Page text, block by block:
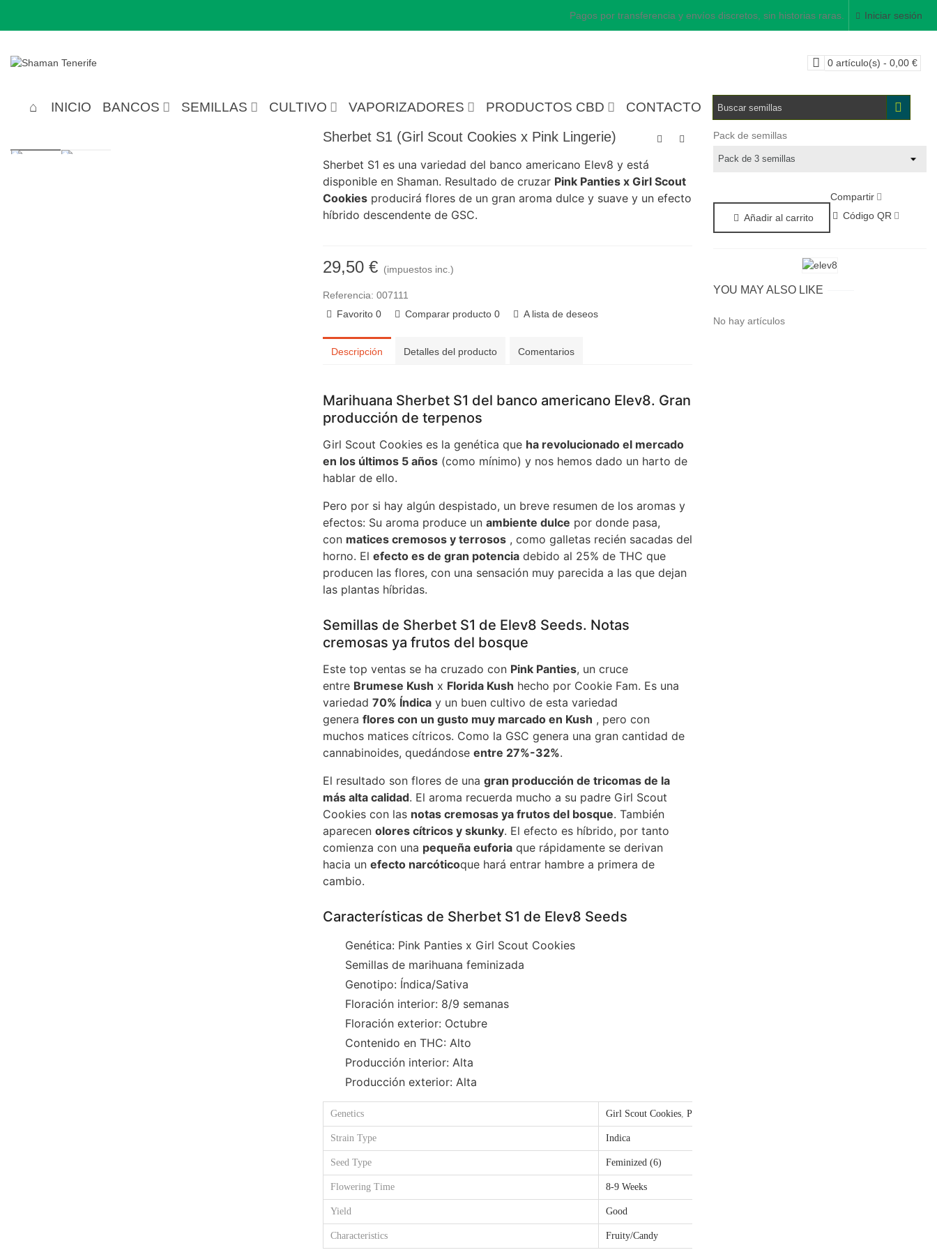
Pagos por transferencia y envíos discretos, sin historias raras. Iniciar sesión
0 artículo(s) - 0,00 €
INICIO BANCOS SEMILLAS CULTIVO VAPORIZADORES PRODUCTOS CBD CONTACTO
Sherbet S1 (Girl Scout Cookies x Pink Lingerie)
Sherbet S1 es una variedad del banco americano Elev8 y está
disponible en Shaman. Resultado de cruzar Pink Panties x Girl Scout
Cookiesproducirá flores de un gran aroma dulce y suave y un efecto
híbrido descendente de GSC.
29,50 € (impuestos inc.)
Referencia: 007111
Favorito 0 Comparar producto 0 A lista de deseos
Descripción Detalles del producto Comentarios
Marihuana Sherbet S1 del banco americano Elev8. Gran
producción de terpenos
Girl Scout Cookies es la genética que ha revolucionado el mercado
en los últimos 5 años(como mínimo) y nos hemos dado un harto de
hablar de ello.
Pero por si hay algún despistado, un breve resumen de los aromas y
efectos: Su aroma produce un ambiente dulce por donde pasa,
con matices cremosos y terrosos, como galletas recién sacadas del
horno. El efecto es de gran potenciadebido al 25% de THC que
producen las flores, con una sensación muy parecida a las que dejan
las plantas híbridas.
Semillas de Sherbet S1 de Elev8 Seeds. Notas
cremosas ya frutos del bosque
Este top ventas se ha cruzado con Pink Panties, un cruce
entre Brumese Kush x Florida Kush hecho por Cookie Fam. Es una
variedad 70% Índicay un buen cultivo de esta variedad
genera flores con un gusto muy marcado en Kush , pero con
muchos matices cítricos. Como la GSC genera una gran cantidad de
cannabinoides, quedándose entre 27%-32%.
El resultado son flores de una gran producción de tricomas de la
más alta calidad. El aroma recuerda mucho a su padre Girl Scout
Cookies con las notas cremosas ya frutos del bosque. También
aparecen olores cítricos y skunky. El efecto es híbrido, por tanto
comienza con una pequeña euforiaque rápidamente se derivan
hacia un efecto narcóticoque hará entrar hambre a primera de
cambio.
Características de Sherbet S1 de Elev8 Seeds
Genética: Pink Panties x Girl Scout Cookies
Semillas de marihuana feminizada
Genotipo: Índica/Sativa
Floración interior: 8/9 semanas
Floración exterior: Octubre
Contenido en THC: Alto
Producción interior: Alta
Producción exterior: Alta
Genetics Girl Scout Cookies, Pink Panties
Strain Type Indica
Seed Type Feminized (6)
Flowering Time 8-9 Weeks
Yield Good
Characteristics Fruity/Candy
Pack de semillas
Añadir al carrito
Compartir
Código QR
YOU MAY ALSO LIKE
No hay artículos